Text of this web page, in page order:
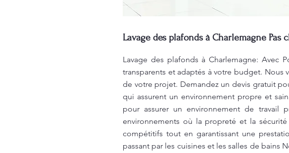
Lavage des plafonds à Charlemagne Pas
Lavage des plafonds à Charlemagne: Avec
transparents et adaptés à votre budget.
de votre projet. Demandez un devis gratuit
qui assurent un environnement propre et
pour assurer un environnement de
environnements où la propreté et la
compétitifs tout en garantissant une
passant par les cuisines et les salles de bains